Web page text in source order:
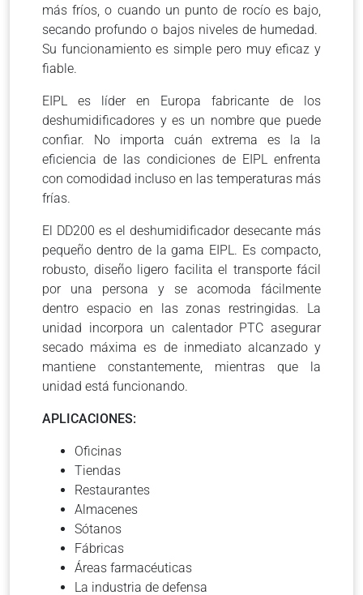
más fríos, o cuando un punto de rocío es bajo,
secando profundo o bajos niveles de humedad.
Su funcionamiento es simple pero muy eficaz y
fiable.
EIPL es líder en Europa fabricante de los
deshumidificadores y es un nombre que puede
confiar. No importa cuán extrema es la la
eficiencia de las condiciones de EIPL enfrenta
con comodidad incluso en las temperaturas más
frías.
El DD200 es el deshumidificador desecante más
pequeño dentro de la gama EIPL. Es compacto,
robusto, diseño ligero facilita el transporte fácil
por una persona y se acomoda fácilmente
dentro espacio en las zonas restringidas. La
unidad incorpora un calentador PTC asegurar
secado máxima es de inmediato alcanzado y
mantiene constantemente, mientras que la
unidad está funcionando.
APLICACIONES:
Oficinas
Tiendas
Restaurantes
Almacenes
Sótanos
Fábricas
Áreas farmacéuticas
La industria de defensa